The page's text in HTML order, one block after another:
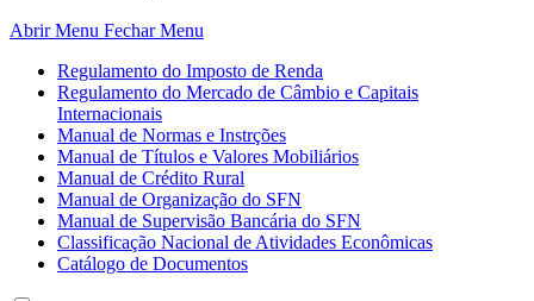
Abrir Menu Fechar Menu
Regulamento do Imposto de Renda
Regulamento do Mercado de Câmbio e Capitais
Internacionais
Manual de Normas e Instrções
Manual de Títulos e Valores Mobiliários
Manual de Crédito Rural
Manual de Organização do SFN
Manual de Supervisão Bancária do SFN
Classificação Nacional de Atividades Econômicas
Catálogo de Documentos